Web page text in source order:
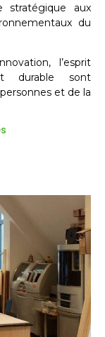
stratégique aux
du
l’esprit
durable sont
et de la